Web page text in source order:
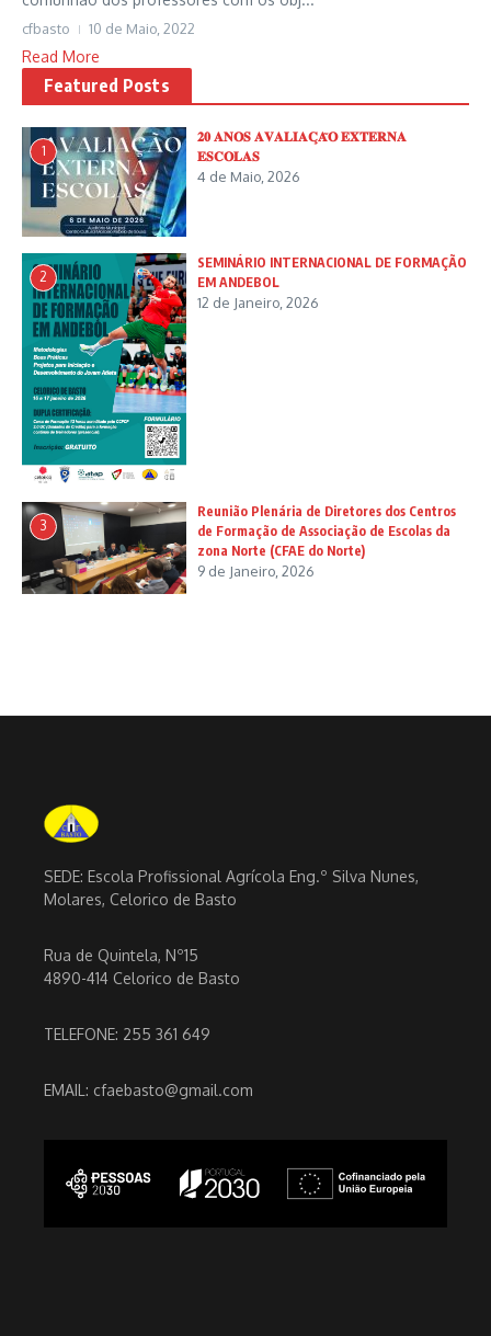
cfbasto 10 de Maio, 2022
Read More
Featured Posts
1
𝟐𝟎 𝐀𝐍𝐎𝐒 𝐀𝐕𝐀𝐋𝐈𝐀𝐂̧𝐀̃𝐎 𝐄𝐗𝐓𝐄𝐑𝐍𝐀
𝐄𝐒𝐂𝐎𝐋𝐀𝐒
4 de Maio, 2026
2
SEMINÁRIO INTERNACIONAL DE FORMAÇÃO
EM ANDEBOL
12 de Janeiro, 2026
3
Reunião Plenária de Diretores dos Centros
de Formação de Associação de Escolas da
zona Norte (CFAE do Norte)
9 de Janeiro, 2026
SEDE: Escola Profissional Agrícola Eng.º Silva Nunes,
Molares, Celorico de Basto
Rua de Quintela, Nº15
4890-414 Celorico de Basto
TELEFONE: 255 361 649
EMAIL: cfaebasto@gmail.com